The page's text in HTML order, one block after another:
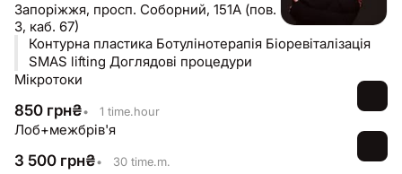
Запоріжжя, просп. Соборний, 151А (пов.
3, каб. 67)
Контурна пластика Ботулінотерапія Біоревіталізація
SMAS lifting Доглядові процедури
Мікротоки
850 грн₴• 1 time.hour
Лоб+межбрів'я
3 500 грн₴• 30 time.m.